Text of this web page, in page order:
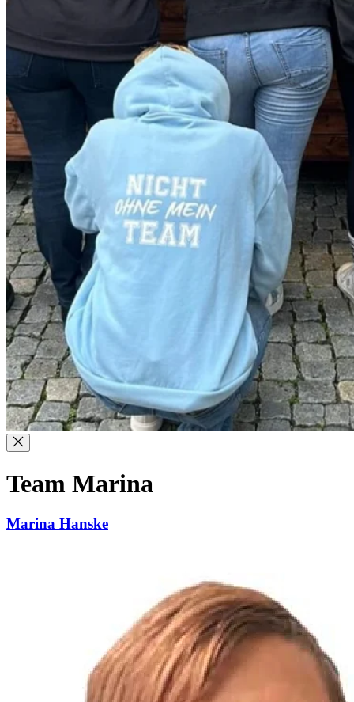
Team Marina
Marina Hanske